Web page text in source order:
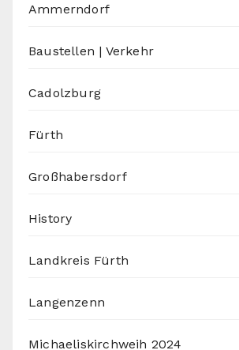
Ammerndorf
Baustellen | Verkehr
Cadolzburg
Fürth
Großhabersdorf
History
Landkreis Fürth
Langenzenn
Michaeliskirchweih 2024